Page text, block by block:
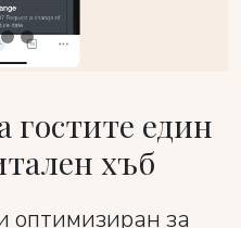
гостите един
хъб
оптимизиран за